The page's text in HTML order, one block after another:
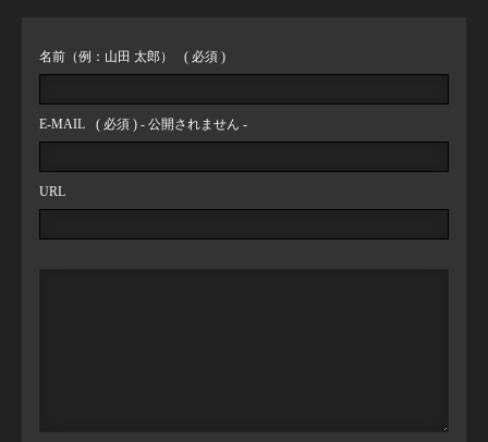
名前（例：山田 太郎） ( 必須 )
E-MAIL ( 必須 ) - 公開されません -
URL